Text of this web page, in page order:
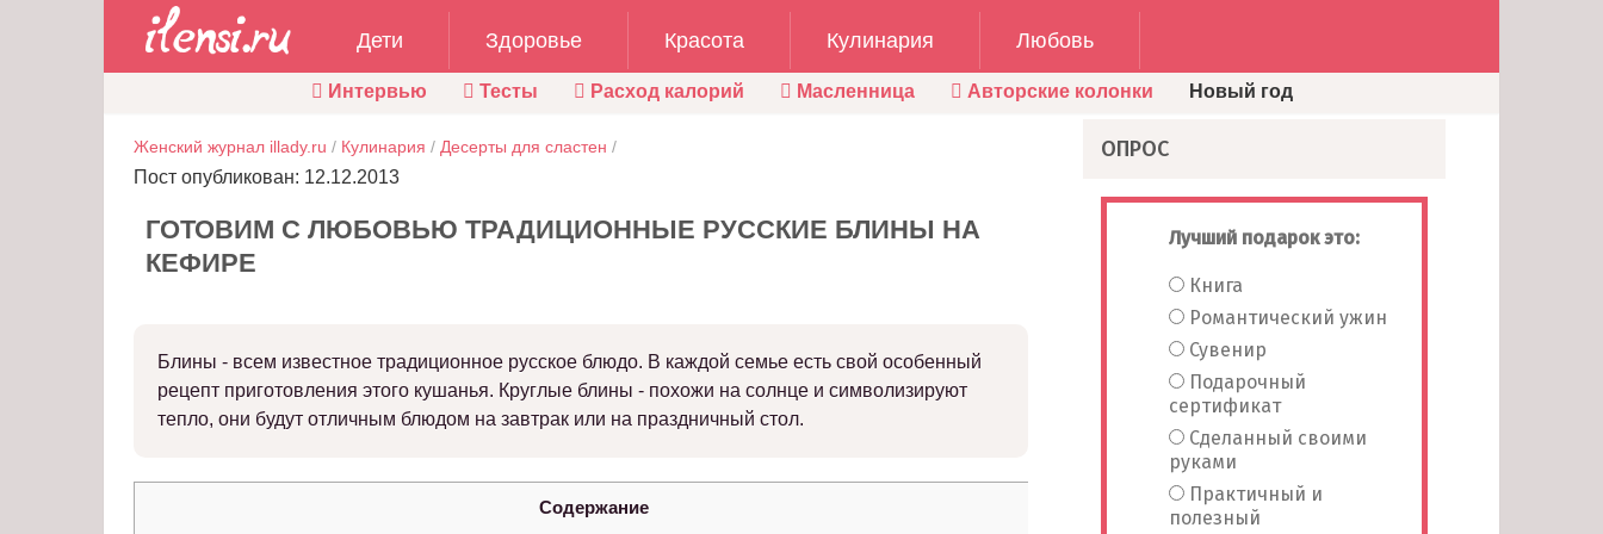
Дети Здоровье Красота Кулинария Любовь
Интервью Тесты Расход калорий Масленница Авторские колонки Новый год
Женский журнал illady.ru / Кулинария / Десерты для сластен /
Пост опубликован: 12.12.2013
ГОТОВИМ С ЛЮБОВЬЮ ТРАДИЦИОННЫЕ РУССКИЕ БЛИНЫ НА
КЕФИРЕ
Блины - всем известное традиционное русское блюдо. В каждой семье есть свой особенный
рецепт приготовления этого кушанья. Круглые блины - похожи на солнце и символизируют
тепло, они будут отличным блюдом на завтрак или на праздничный стол.
Содержание
ОПРОС
Лучший подарок это:
Книга
Романтический ужин
Сувенир
Подарочный
сертификат
Сделанный своими
руками
Практичный и
полезный